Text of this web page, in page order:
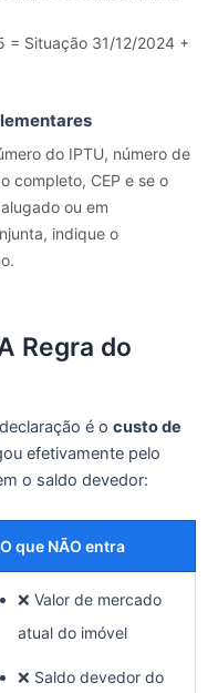
= Situação 31/12/2024 +
do IPTU, número de
completo, CEP e se o
ou em
indique o
Regra do
é o custo de
efetivamente pelo
o saldo devedor:
O que NÃO entra
❌ Valor de mercado
atual do imóvel
❌ Saldo devedor do